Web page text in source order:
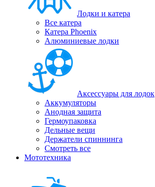
Лодки и катера
Все катера
Катера Phoenix
Алюминиевые лодки
Аксессуары для лодок
Аккумуляторы
Анодная защита
Гермоупаковка
Дельные вещи
Держатели спиннинга
Смотреть все
Мототехника